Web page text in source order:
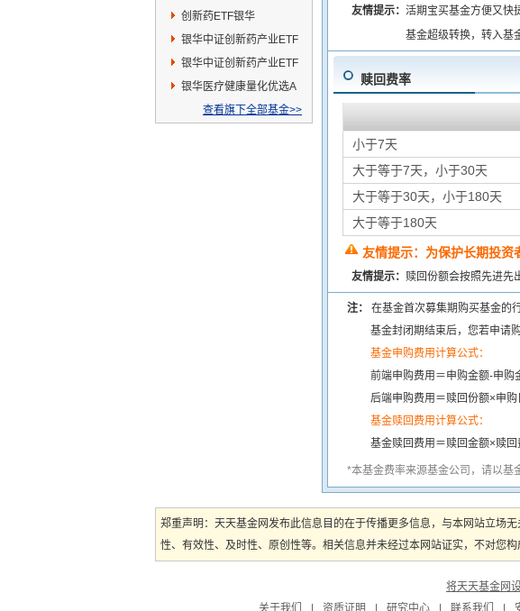
创新药ETF银华
银华中证创新药产业ETF
发起式联接A
银华中证创新药产业ETF
发起式联接C
银华医疗健康量化优选A
查看旗下全部基金>>
友情提示： 活期宝买基金方便又快
基金超级转换，转入基
赎回费率
小于7天
大于等于7天，小于30天
大于等于30天，小于180天
大于等于180天
友情提示：为保护长期投资
友情提示： 赎回份额会按照先进先
注： 在基金首次募集期购买基金的
基金封闭期结束后，您若申请
基金申购费用计算公式：
前端申购费用＝申购金额-申购
后端申购费用＝赎回份额×申
基金赎回费用计算公式：
基金赎回费用＝赎回金额×赎回
*本基金费率来源基金公司，请以基
郑重声明：天天基金网发布此信息目的在于传播更多信息，与本网站立场
性、有效性、及时性、原创性等。相关信息并未经过本网站证实，不对您
将天天基金网
关于我们
资质证明 研究中心 联系我们